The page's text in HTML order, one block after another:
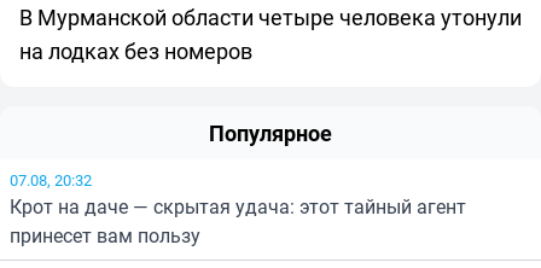
В Мурманской области четыре человека утонули
на лодках без номеров
Популярное
07.08, 20:32
Крот на даче — скрытая удача: этот тайный агент
принесет вам пользу